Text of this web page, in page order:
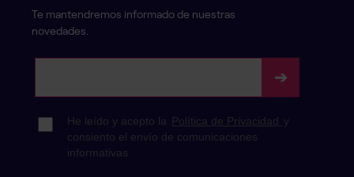
Te mantendremos informado de nuestras
novedades.